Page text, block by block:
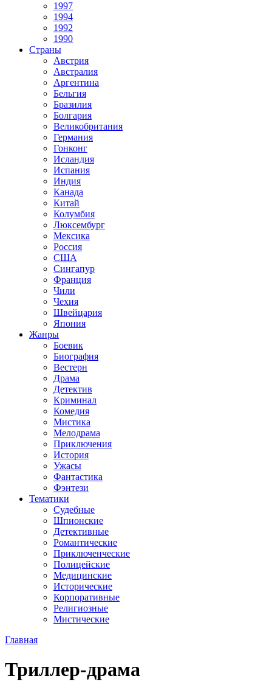
1997
1994
1992
1990
Страны
Австрия
Австралия
Аргентина
Бельгия
Бразилия
Болгария
Великобритания
Германия
Гонконг
Исландия
Испания
Индия
Канада
Китай
Колумбия
Люксембург
Мексика
Россия
США
Сингапур
Франция
Чили
Чехия
Швейцария
Япония
Жанры
Боевик
Биография
Вестерн
Драма
Детектив
Криминал
Комедия
Мистика
Мелодрама
Приключения
История
Ужасы
Фантастика
Фэнтези
Тематики
Судебные
Шпионские
Детективные
Романтические
Приключенческие
Полицейские
Медицинские
Исторические
Корпоративные
Религиозные
Мистические
Главная
Триллер-драма